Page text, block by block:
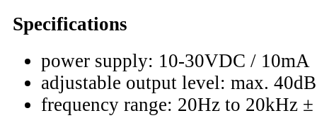
Specifications
power supply: 10-30VDC / 10mA
adjustable output level: max. 40dB
frequency range: 20Hz to 20kHz